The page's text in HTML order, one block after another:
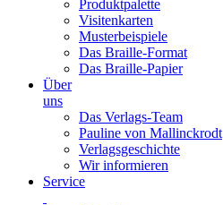
Produktpalette
Visitenkarten
Musterbeispiele
Das Braille-Format
Das Braille-Papier
Über
uns
Das Verlags-Team
Pauline von Mallinckrodt
Verlagsgeschichte
Wir informieren
Service